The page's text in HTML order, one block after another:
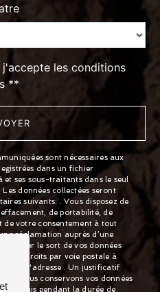
les conditions
**
sont nécessaires aux
dans un fichier
et ses sous-traitants dans le seul
données collectées seront
suivants: . Vous disposez de
de portabilité, de
votre consentement à tout
réclamation auprès d’une
le sort de vos données
ces droits par voie postale à
à l'adresse . Un justificatif
Nous conservons vos données
puis pendant la durée de